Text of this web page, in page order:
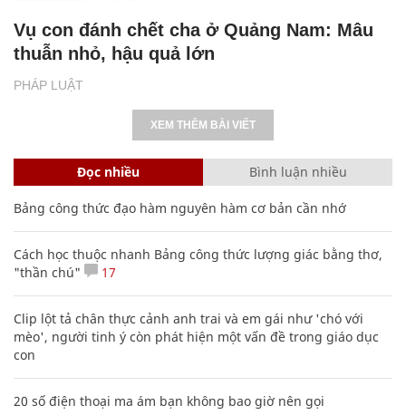
PHÁP LUẬT
Vụ con đánh chết cha ở Quảng Nam: Mâu
thuẫn nhỏ, hậu quả lớn
XEM THÊM BÀI VIẾT
Đọc nhiều Bình luận nhiều
Bảng công thức đạo hàm nguyên hàm cơ bản cần nhớ
Cách học thuộc nhanh Bảng công thức lượng giác bằng thơ,
"thần chú"
17
Clip lột tả chân thực cảnh anh trai và em gái như 'chó với
mèo', người tinh ý còn phát hiện một vấn đề trong giáo dục
con
20 số điện thoại ma ám bạn không bao giờ nên gọi